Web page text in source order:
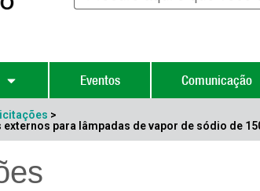
Eventos Comunicação
>
para lâmpadas de vapor de sódio de 150